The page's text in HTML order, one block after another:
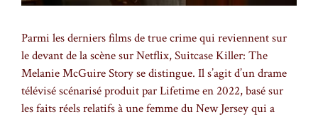
Parmi les derniers films de true crime qui reviennent sur
le devant de la scène sur Netflix, Suitcase Killer: The
Melanie McGuire Story se distingue. Il s’agit d’un drame
télévisé scénarisé produit par Lifetime en 2022, basé sur
les faits réels relatifs à une femme du New Jersey qui a